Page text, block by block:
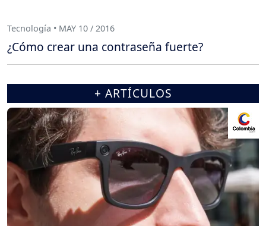
Tecnología • MAY 10 / 2016
¿Cómo crear una contraseña fuerte?
+ ARTÍCULOS